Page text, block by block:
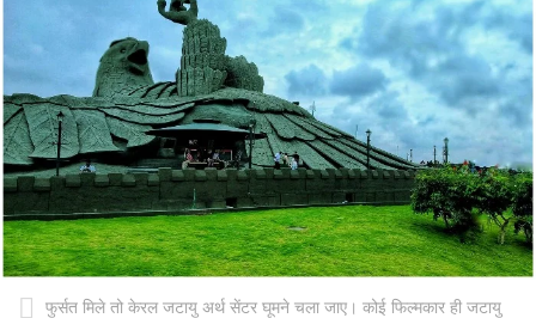
फुर्सत मिले तो केरल जटायु अर्थ सेंटर घूमने चला जाए। कोई फिल्मकार ही जटायु